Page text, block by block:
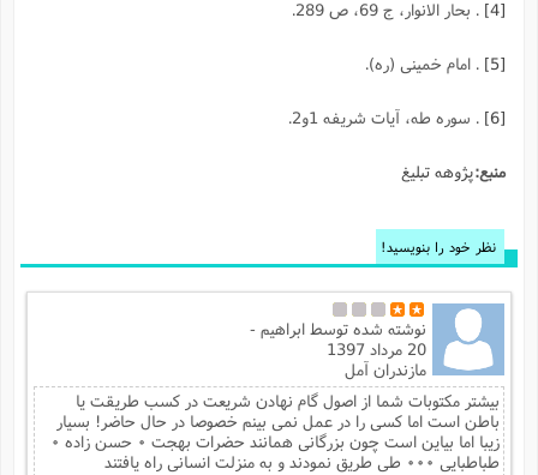
. بحار الانوار، ج 69، ص 289.
. امام خمینی (ره).
. سوره طه، آیات شریفه 1و2.
منبع:پژوهه تبلیغ
نظر خود را بنویسید!
نوشته شده توسطابراهیم -
20 مرداد 1397
مازندران آمل
بیشتر مکتوبات شما از اصول گام نهادن شریعت در کسب طریقت یا
باطن است اما کسی را در عمل نمی بینم خصوصا در حال حاضر! بسیار
زیبا اما بیاین است چون بزرگانی همانند حضرات بهجت ۰ حسن زاده ۰
طباطبایی ۰۰۰ طی طریق نمودند و به منزلت انسانی راه یافتند